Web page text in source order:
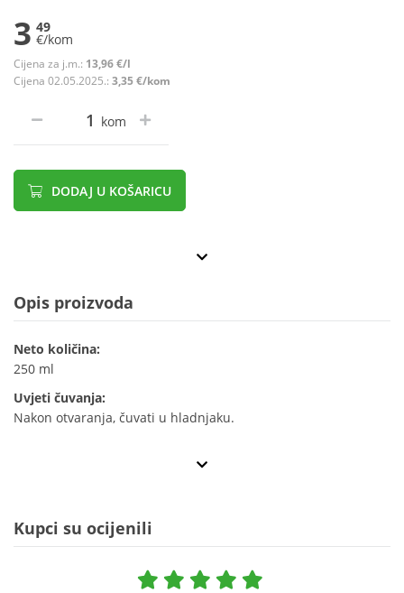
3 49
€/kom
Cijena za j.m.: 13,96 €/l
Cijena 02.05.2025.: 3,35 €/kom
kom
DODAJ U KOŠARICU
Opis proizvoda
Neto količina:
250 ml
Uvjeti čuvanja:
Nakon otvaranja, čuvati u hladnjaku.
Kupci su ocijenili